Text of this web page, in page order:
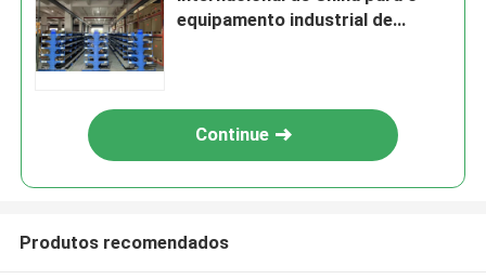
equipamento industrial de
Continue
Produtos recomendados